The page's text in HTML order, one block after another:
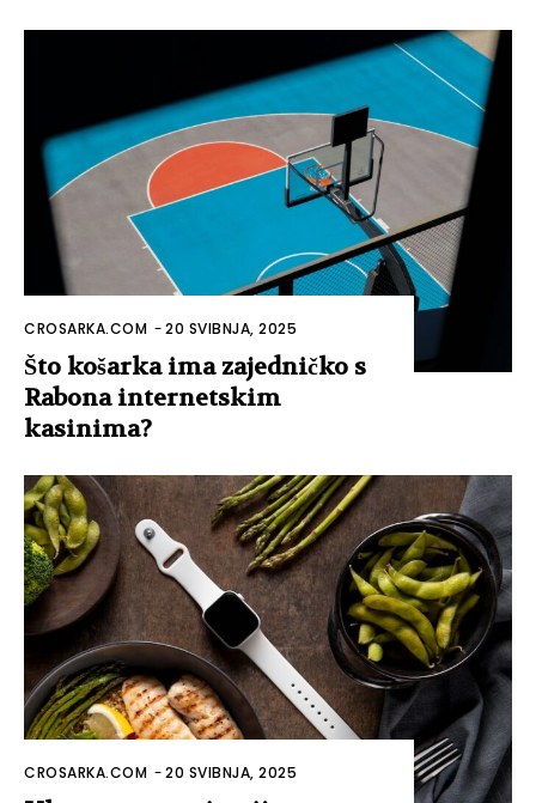
CROSARKA.COM -20 SVIBNJA, 2025
Što košarka ima zajedničko s
Rabona internetskim
kasinima?
CROSARKA.COM -20 SVIBNJA, 2025